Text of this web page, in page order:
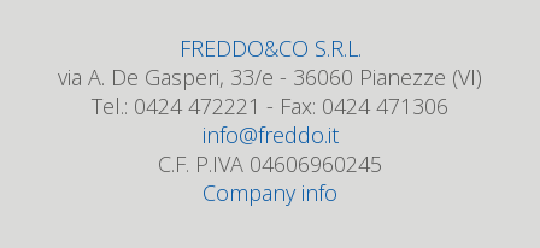
FREDDO&CO S.R.L.
via A. De Gasperi, 33/e - 36060 Pianezze (VI)
Tel.: 0424 472221 - Fax: 0424 471306
info@freddo.it
C.F. P.IVA 04606960245
Company info